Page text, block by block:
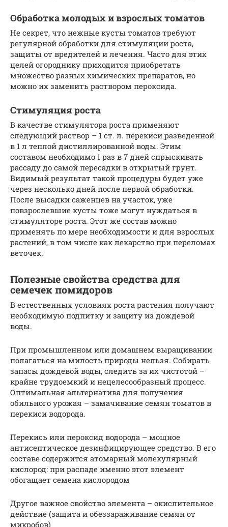
Обработка молодых и взрослых томатов
Не секрет, что нежные кусты томатов требуют
регулярной обработки для стимуляции роста,
защиты от вредителей и лечения. Часто для этих
целей огороднику приходится приобретать
множество разных химических препаратов, но
можно их заменить раствором пероксида.
Стимуляция роста
В качестве стимулятора роста применяют
следующий раствор – 1 ст. л. перекиси разведенной
в 1 л теплой дистиллированной воды. Этим
составом необходимо 1 раз в 7 дней спрыскивать
рассаду до самой пересадки в открытый грунт.
Видимый результат такой процедуры будет уже
через несколько дней после первой обработки.
После высадки саженцев на участок, уже
повзрослевшие кусты тоже могут нуждаться в
стимуляторе роста. Этот же состав можно
применять по мере необходимости и для взрослых
растений, в том числе как лекарство при переломах
веточек.
Полезные свойства средства для
семечек помидоров
В естественных условиях роста растения получают
необходимую подпитку и защиту из дождевой
воды.
При промышленном или домашнем выращивании
полагаться на милость природы нельзя. Собирать
запасы дождевой воды, следить за их чистотой –
крайне трудоемкий и нецелесообразный процесс.
Оптимальная альтернатива для получения
обильного урожая – замачивание семян томатов в
перекиси водорода.
Перекись или пероксид водорода – мощное
антисептическое дезинфицирующее средство. В его
составе содержится атомарный молекулярный
кислород: при распаде именно этот элемент
обогащает семена кислородом
Другое важное свойство элемента – окислительное
действие (защита и обеззараживание семян от
микробов)